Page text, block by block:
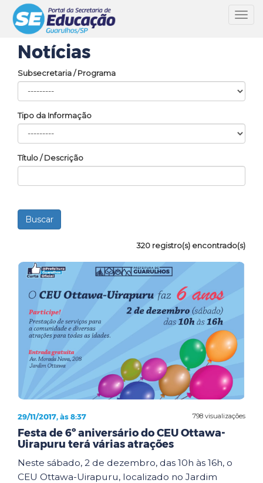
Notícias
Subsecretaria / Programa
Tipo da Informação
Título / Descrição
320 registro(s) encontrado(s)
798 visualizações
29/11/2017, às 8:37
Festa de 6º aniversário do CEU Ottawa-
Uirapuru terá várias atrações
Neste sábado, 2 de dezembro, das 10h às 16h, o
CEU Ottawa-Uirapuru, localizado no Jardim